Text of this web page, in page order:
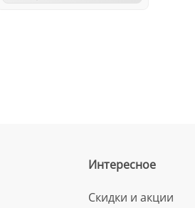
Интересное
Скидки и акции